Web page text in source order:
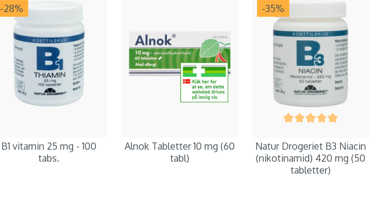
-28%
B1 vitamin 25 mg - 100
tabs.
Alnok Tabletter 10 mg (60
tabl)
-35%
Natur Drogeriet B3 Niacin
(nikotinamid) 420 mg (50
tabletter)